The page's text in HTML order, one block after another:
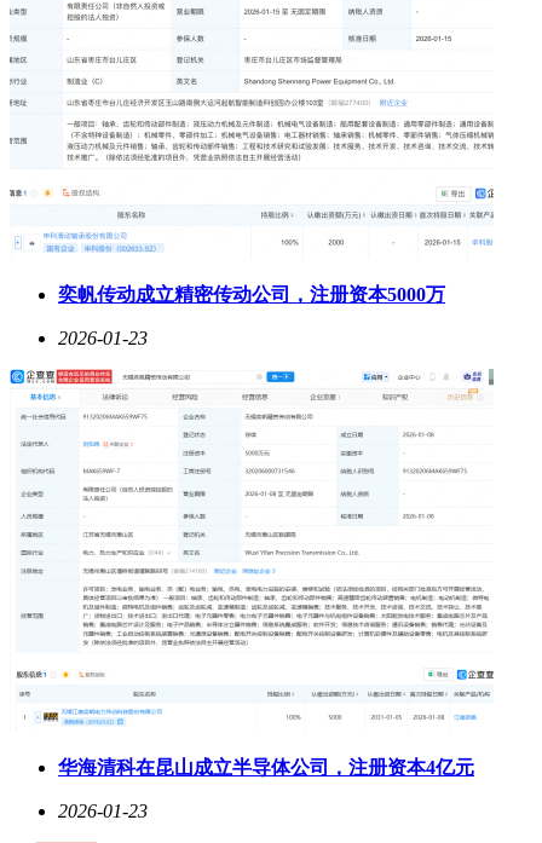
奕帆传动成立精密传动公司，注册资本5000万
2026-01-23
华海清科在昆山成立半导体公司，注册资本4亿元
2026-01-23